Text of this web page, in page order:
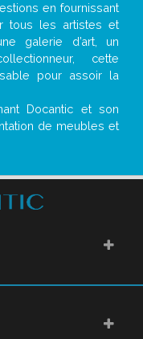
en fournissant
tous les artistes et
galerie d’art, un
cette
pour assoir la
Docantic et son
de meubles et